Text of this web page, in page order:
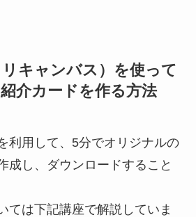
キャンバス）を使って
介カードを作る方法
利用して、5分でオリジナルの
成し、ダウンロードすること
ては下記講座で解説していま